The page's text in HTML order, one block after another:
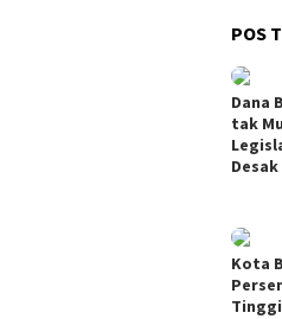
POS
Dana
tak
Kota